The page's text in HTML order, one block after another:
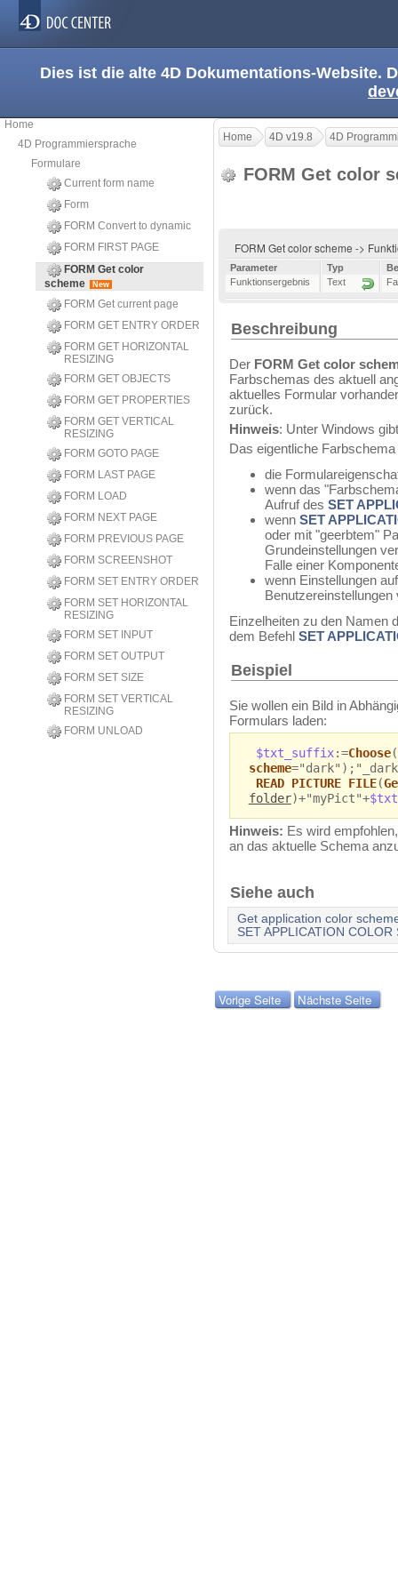
Dies ist die alte 4D Dokumentations-Website.
Home
4D Programmiersprache
Formulare
Current form name
Form
FORM Convert to dynamic
FORM FIRST PAGE
FORM Get color
scheme
New
FORM Get current page
FORM GET ENTRY ORDER
FORM GET HORIZONTAL
RESIZING
FORM GET OBJECTS
FORM GET PROPERTIES
FORM GET VERTICAL
RESIZING
FORM GOTO PAGE
FORM LAST PAGE
FORM LOAD
FORM NEXT PAGE
FORM PREVIOUS PAGE
FORM SCREENSHOT
FORM SET ENTRY ORDER
FORM SET HORIZONTAL
RESIZING
FORM SET INPUT
FORM SET OUTPUT
FORM SET SIZE
FORM SET VERTICAL
RESIZING
FORM UNLOAD
Home 4D v19.8 4D
FORM Get color
FORM Get color scheme ->
Parameter Typ
Funktionsergebnis
Text
Beschreibung
Der FORM Get color
Farbschemas des aktuell
aktuelles Formular
zurück.
Hinweis: Unter Windows
Das eigentliche
die
wenn das
Aufruf des SET
wenn SET
oder mit "geerbtem"
Grundeinstellungen
Falle einer
wenn Einstellungen
Benutzereinstellungen
Einzelheiten zu den Namen
dem Befehl SET
Beispiel
Sie wollen ein Bild in
Formulars laden:
$txt_suffix:=Choose
scheme
READ PICTURE FILE(
folder)+"myPict"+
Hinweis: Es wird
an das aktuelle Schema
Siehe auch
Get application color
SET APPLICATION COLOR
Vorige Seite Nächste Seite